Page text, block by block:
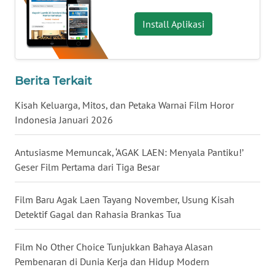
Install Aplikasi
Berita Terkait
Kisah Keluarga, Mitos, dan Petaka Warnai Film Horor
Indonesia Januari 2026
Antusiasme Memuncak, ‘AGAK LAEN: Menyala Pantiku!’
Geser Film Pertama dari Tiga Besar
Film Baru Agak Laen Tayang November, Usung Kisah
Detektif Gagal dan Rahasia Brankas Tua
Film No Other Choice Tunjukkan Bahaya Alasan
Pembenaran di Dunia Kerja dan Hidup Modern
WN
LAMPUNG
WN
JATENG
NUSANTARA
JOGJA
WN
JATIM
WN
BALI